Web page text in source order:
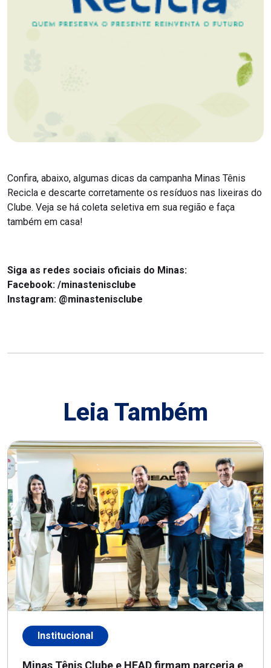
Confira, abaixo, algumas dicas da campanha Minas Tênis
Recicla e descarte corretamente os resíduos nas lixeiras do
Clube. Veja se há coleta seletiva em sua região e faça
também em casa!
Siga as redes sociais oficiais do Minas:
Facebook: /minastenisclube
Instagram: @minastenisclube
Leia Também
Institucional
Minas Tênis Clube e HEAD firmam parceria e